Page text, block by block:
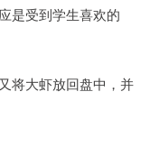
是受到学生喜欢的
将大虾放回盘中，并